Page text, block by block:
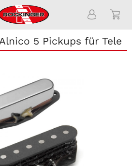
5 Pickups für Tele